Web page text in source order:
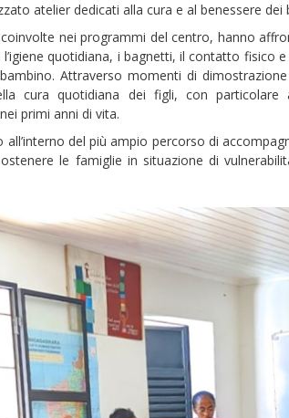
atelier dedicati alla cura e al benessere dei
nei programmi del centro, hanno
quotidiana, i bagnetti, il contatto
Attraverso momenti di
cura quotidiana dei figli, con
primi anni di vita.
all’interno del più ampio percorso di
le famiglie in situazione di